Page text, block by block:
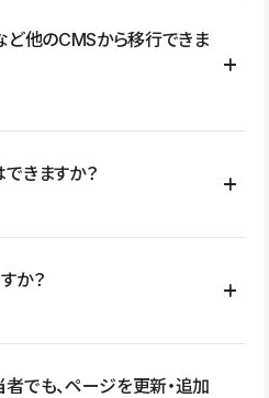
サイト、LP、採用サイト、ブロ
、店舗・商品紹介サイト、ポートフ
他のCMSから移行できま
ンツ、URLを整理したうえで、
できます。 WordPressの場合は、
まま移行されるわけではないた
ン、CMS設計、URL・リダイレク
きますか？
トや、複数部門での運用、権限管
ステムとの連携など、個別の要件が
ださい。
か？
期間、CMS利用数の上限、権限
でも、ページを更新・追加